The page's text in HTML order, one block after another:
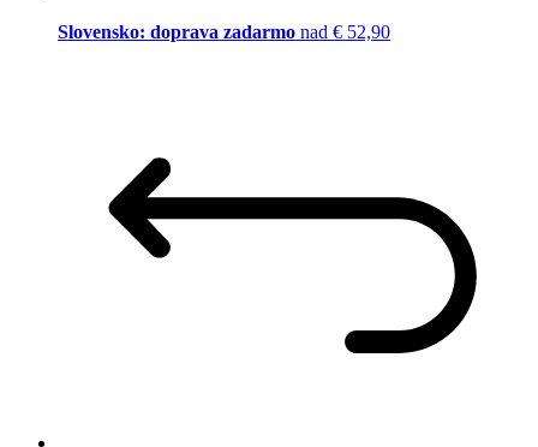
Slovensko: doprava zadarmo nad € 52,90